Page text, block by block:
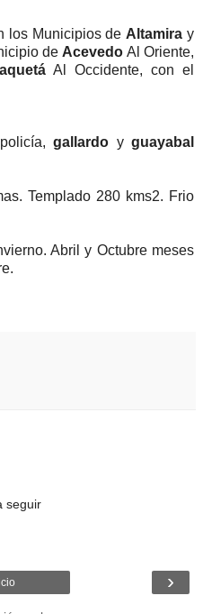
los Municipios de Altamira y
de Acevedo Al Oriente,
Al Occidente, con el
gallardo yguayabal
Templado 280 kms2. Frio
Abril y Octubre meses
seguir
›